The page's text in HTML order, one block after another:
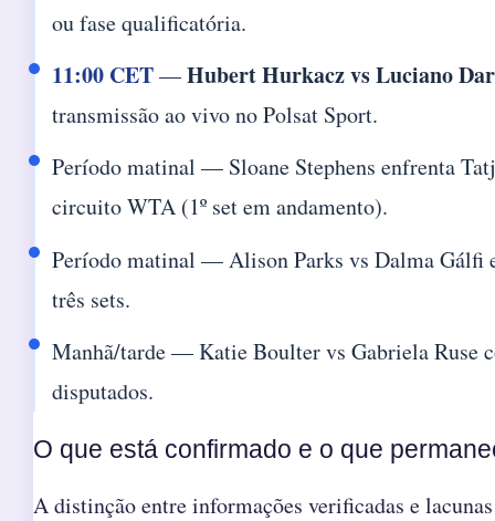
ou fase qualificatória.
11:00 CET—Hubert Hurkacz vs Luciano
transmissão ao vivo no Polsat Sport.
Período matinal — Sloane Stephens enfrenta
circuito WTA (1º set em andamento).
Período matinal — Alison Parks vs Dalma Gálfi
três sets.
Manhã/tarde — Katie Boulter vs Gabriela Ruse
disputados.
O que está confirmado e o que
A distinção entre informações verificadas e